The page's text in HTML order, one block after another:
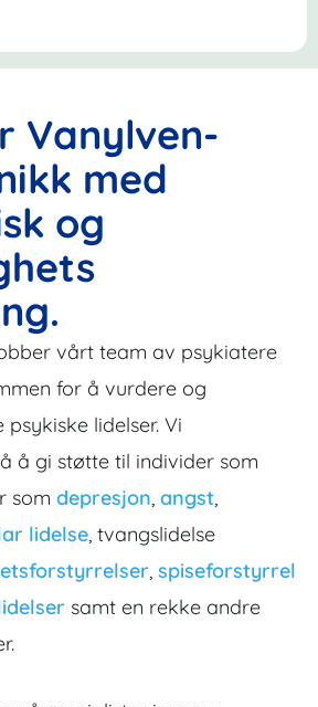
Vanylven-
med
og
vårt team av psykiatere
for å vurdere og
lidelser. Vi
å gi støtte til individer som
som depresjon angst
lidelse , tvangslidelse
spiseforstyrrel
samt en rekke andre